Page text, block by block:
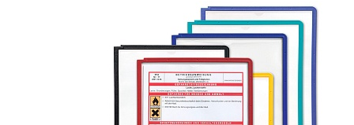
оборудование
Мы рекомендуем